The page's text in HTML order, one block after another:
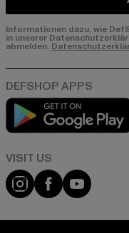
Informationen dazu, wie
in unserer
abmelden.
Visit ourVisit our
Visit